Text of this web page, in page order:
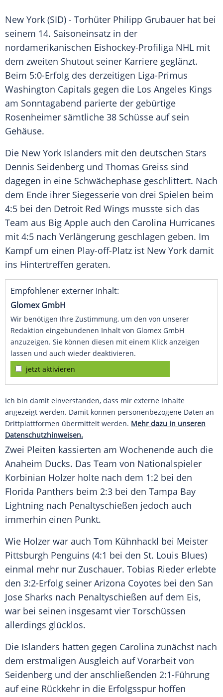
New York (SID) - Torhüter Philipp Grubauer hat bei
seinem 14. Saisoneinsatz in der
nordamerikanischen Eishockey-Profiliga NHL mit
dem zweiten Shutout seiner Karriere geglänzt.
Beim 5:0-Erfolg des derzeitigen Liga-Primus
Washington Capitals gegen die Los Angeles Kings
am Sonntagabend parierte der gebürtige
Rosenheimer sämtliche 38 Schüsse auf sein
Gehäuse.
Die New York Islanders mit den deutschen Stars
Dennis Seidenberg und Thomas Greiss sind
dagegen in eine Schwächephase geschlittert. Nach
dem Ende ihrer Siegesserie von drei Spielen beim
4:5 bei den Detroit Red Wings musste sich das
Team aus Big Apple auch den Carolina Hurricanes
mit 4:5 nach Verlängerung geschlagen geben. Im
Kampf um einen Play-off-Platz ist New York damit
ins Hintertreffen geraten.
Empfohlener externer Inhalt:
Glomex GmbH
Wir benötigen Ihre Zustimmung, um den von unserer
Redaktion eingebundenen Inhalt von Glomex GmbH
anzuzeigen. Sie können diesen mit einem Klick anzeigen
lassen und auch wieder deaktivieren.
jetzt aktivieren
Ich bin damit einverstanden, dass mir externe Inhalte
angezeigt werden. Damit können personenbezogene Daten an
Drittplattformen übermittelt werden. Mehr dazu in unseren
Datenschutzhinweisen.
Zwei Pleiten kassierten am Wochenende auch die
Anaheim Ducks. Das Team von Nationalspieler
Korbinian Holzer holte nach dem 1:2 bei den
Florida Panthers beim 2:3 bei den Tampa Bay
Lightning nach Penaltyschießen jedoch auch
immerhin einen Punkt.
Wie Holzer war auch Tom Kühnhackl bei Meister
Pittsburgh Penguins (4:1 bei den St. Louis Blues)
einmal mehr nur Zuschauer. Tobias Rieder erlebte
den 3:2-Erfolg seiner Arizona Coyotes bei den San
Jose Sharks nach Penaltyschießen auf dem Eis,
war bei seinen insgesamt vier Torschüssen
allerdings glücklos.
Die Islanders hatten gegen Carolina zunächst nach
dem erstmaligen Ausgleich auf Vorarbeit von
Seidenberg und der anschließenden 2:1-Führung
auf eine Rückkehr in die Erfolgsspur hoffen